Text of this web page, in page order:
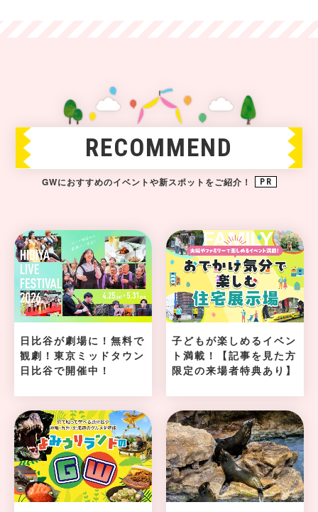
RECOMMEND
GWにおすすめのイベントや新スポットをご紹介！ PR
日比谷が劇場に！無料で
観劇！東京ミッドタウン
日比谷で開催中！
子どもが楽しめるイベン
ト満載！【記事を見た方
限定の来場者特典あり】